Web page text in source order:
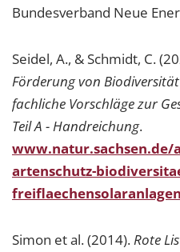
Bundesverband Neue
Seidel, A., & Schmidt, C.
Förderung von
fachliche Vorschläge zur
Teil A - Handreichung.
www.natur.sachsen.de/
artenschutz-
Simon et al. (2014).Rote